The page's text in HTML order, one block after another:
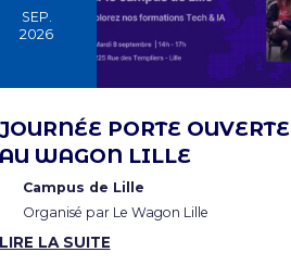
SEP.
2026
JOURNÉE PORTE OUVERTE
AU WAGON LILLE
Campus de Lille
Organisé par Le Wagon Lille
LIRE LA SUITE